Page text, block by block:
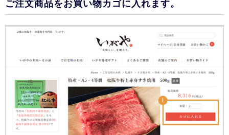
ご注文商品をお買い物カゴに入れます。